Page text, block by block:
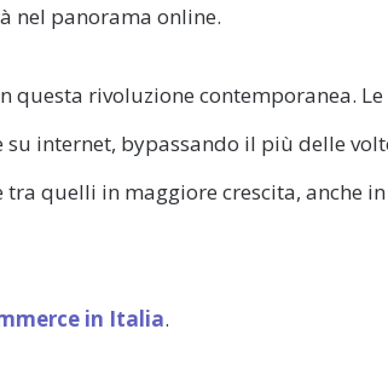
nel panorama online.
questa rivoluzione contemporanea. Le
internet, bypassando il più delle
tra quelli in maggiore crescita, anche in
in Italia.